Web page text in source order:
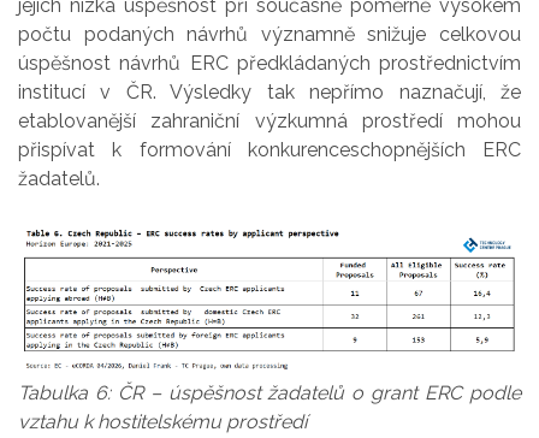
jejich nízká úspěšnost při současně poměrně vysokém
počtu podaných návrhů významně snižuje celkovou
úspěšnost návrhů ERC předkládaných prostřednictvím
institucí v ČR. Výsledky tak nepřímo naznačují, že
etablovanější zahraniční výzkumná prostředí mohou
přispívat k formování konkurenceschopnějších ERC
žadatelů.
Tabulka 6: ČR – úspěšnost žadatelů o grant ERC podle
vztahu k hostitelskému prostředí